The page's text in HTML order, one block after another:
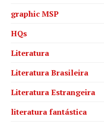
graphic MSP
HQs
Literatura
Literatura Brasileira
Literatura Estrangeira
literatura fantástica